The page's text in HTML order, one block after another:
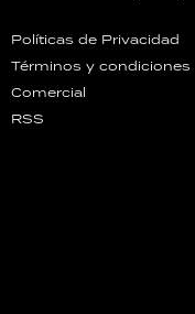
Políticas de Privacidad
Términos y condiciones
Comercial
RSS